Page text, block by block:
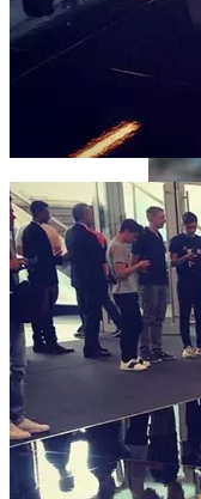
В
На
Цены